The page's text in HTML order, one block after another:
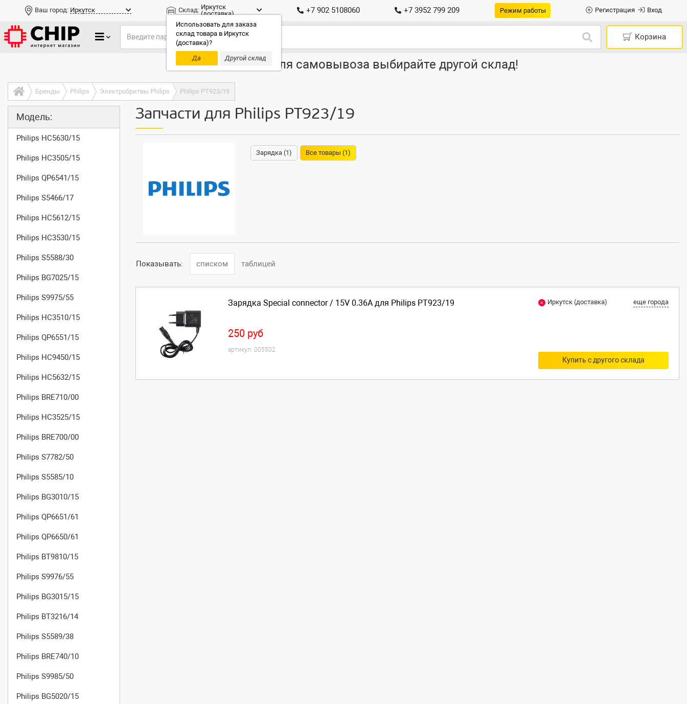
Ваш город: Иркутск Склад: Иркутск
(доставка)
Использовать для заказа
склад товара в Иркутск
(доставка)?
Да
Другой склад
+7 902 5108060 +7 3952 799 209 Режим работы Регистрация Вход
Корзина
Только доставка, для самовывоза выбирайте другой склад!
Бренды Philips Электробритвы Philips Philips PT923/19
Модель:
Philips HC5630/15
Philips HC3505/15
Philips QP6541/15
Philips S5466/17
Philips HC5612/15
Philips HC3530/15
Philips S5588/30
Philips BG7025/15
Philips S9975/55
Philips HC3510/15
Philips QP6551/15
Philips HC9450/15
Philips HC5632/15
Philips BRE710/00
Philips HC3525/15
Philips BRE700/00
Philips S7782/50
Philips S5585/10
Philips BG3010/15
Philips QP6651/61
Philips QP6650/61
Philips BT9810/15
Philips S9976/55
Philips BG3015/15
Philips BT3216/14
Philips S5589/38
Philips BRE740/10
Philips S9985/50
Philips BG5020/15
Запчасти для Philips PT923/19
Зарядка (1) Все товары (1)
Показывать: списком таблицей
Зарядка Special connector / 15V 0.36A для Philips PT923/19
250 руб
артикул: 005502
Иркутск (доставка) еще города
Купить с другого склада